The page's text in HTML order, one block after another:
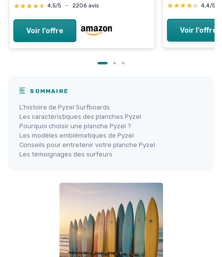
★★★★★
★★★★★ 4,5/5 — 2206 avis
Voir l'offre
★★★★★
★★★★★ 4,4/5
Voir l'offre
SOMMAIRE
L'histoire de Pyzel Surfboards
Les caractéristiques des planches Pyzel
Pourquoi choisir une planche Pyzel ?
Les modèles emblématiques de Pyzel
Conseils pour entretenir votre planche Pyzel
Les témoignages des surfeurs